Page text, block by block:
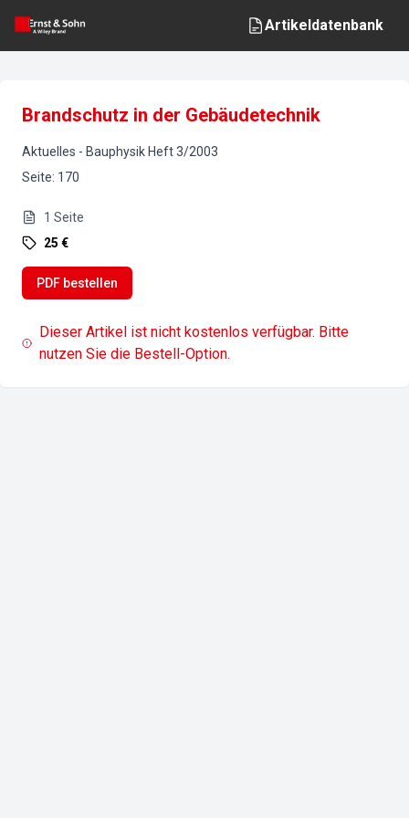
Artikeldatenbank
Brandschutz in der Gebäudetechnik
Aktuelles - Bauphysik Heft3/2003
Seite: 170
1 Seite
25 €
PDF bestellen
Dieser Artikel ist nicht kostenlos verfügbar. Bitte
nutzen Sie die Bestell-Option.